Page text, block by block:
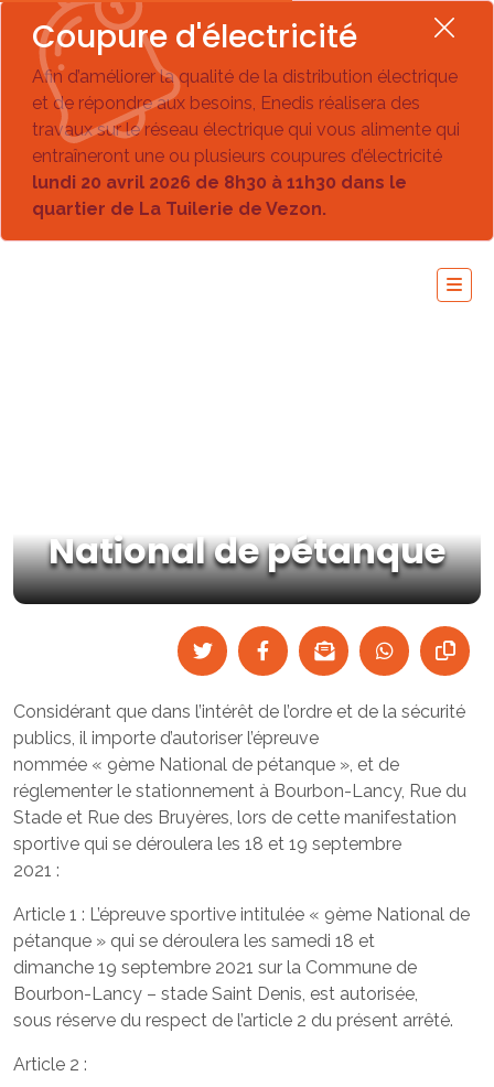
Coupure d'électricité
Afin d’améliorer la qualité de la distribution électrique
et de répondre aux besoins, Enedis réalisera des
travaux sur le réseau électrique qui vous alimente qui
entraîneront une ou plusieurs coupures d’électricité
lundi 20 avril 2026 de 8h30 à 11h30 dans le
quartier de La Tuilerie de Vezon.
National de pétanque
Considérant que dans l’intérêt de l’ordre et de la sécurité
publics, il importe d’autoriser l’épreuve
nommée « 9ème National de pétanque », et de
réglementer le stationnement à Bourbon-Lancy, Rue du
Stade et Rue des Bruyères, lors de cette manifestation
sportive qui se déroulera les 18 et 19 septembre
2021 :
Article 1 : L’épreuve sportive intitulée « 9ème National de
pétanque » qui se déroulera les samedi 18 et
dimanche 19 septembre 2021 sur la Commune de
Bourbon-Lancy – stade Saint Denis, est autorisée,
sous réserve du respect de l’article 2 du présent arrêté.
Article 2 :